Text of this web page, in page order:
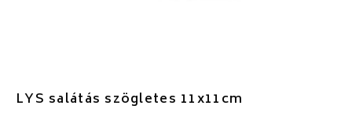
LYS salátás szögletes 11x11cm